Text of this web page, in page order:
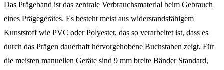
Das Prägeband ist das zentrale Verbrauchsmaterial beim Gebrauch
eines Prägegerätes. Es besteht meist aus widerstandsfähigem
Kunststoff wie PVC oder Polyester, das so verarbeitet ist, dass es
durch das Prägen dauerhaft hervorgehobene Buchstaben zeigt. Für
die meisten manuellen Geräte sind 9 mm breite Bänder Standard,